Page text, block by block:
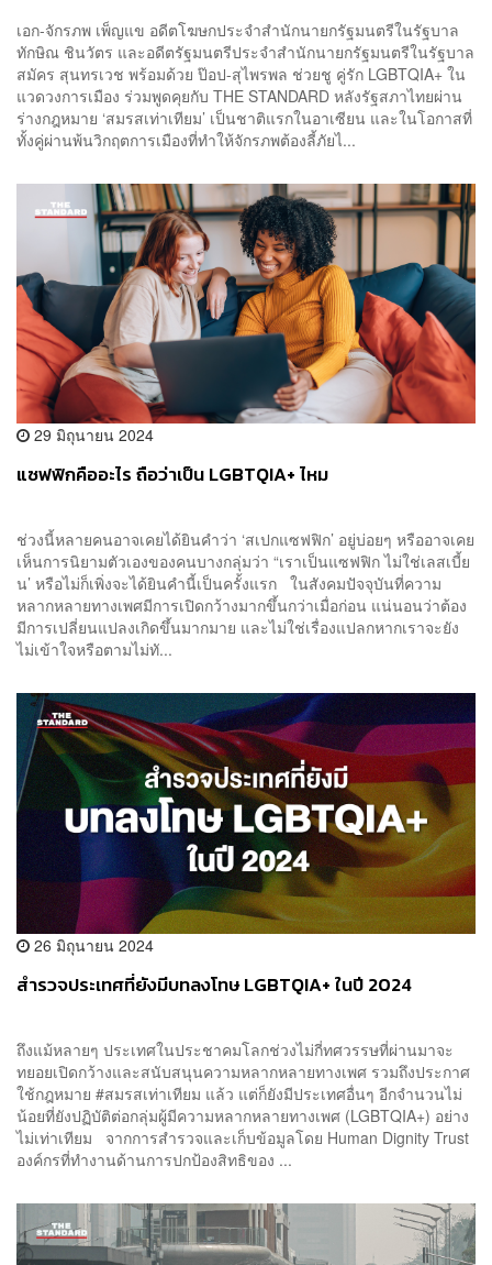
เอก-จักรภพ เพ็ญแข อดีตโฆษกประจำสำนักนายกรัฐมนตรีในรัฐบาล
ทักษิณ ชินวัตร และอดีตรัฐมนตรีประจำสำนักนายกรัฐมนตรีในรัฐบาล
สมัคร สุนทรเวช พร้อมด้วย ป๊อป-สุไพรพล ช่วยชู คู่รัก LGBTQIA+ ใน
แวดวงการเมือง ร่วมพูดคุยกับ THE STANDARD หลังรัฐสภาไทยผ่าน
ร่างกฎหมาย ‘สมรสเท่าเทียม’ เป็นชาติแรกในอาเซียน และในโอกาสที่
ทั้งคู่ผ่านพ้นวิกฤตการเมืองที่ทำให้จักรภพต้องลี้ภัยไ...
29 มิถุนายน 2024
แซฟฟิกคืออะไร ถือว่าเป็น LGBTQIA+ ไหม
ช่วงนี้หลายคนอาจเคยได้ยินคำว่า ‘สเปกแซฟฟิก’ อยู่บ่อยๆ หรืออาจเคย
เห็นการนิยามตัวเองของคนบางกลุ่มว่า “เราเป็นแซฟฟิก ไม่ใช่เลสเบี้ย
น’ หรือไม่ก็เพิ่งจะได้ยินคำนี้เป็นครั้งแรก ในสังคมปัจจุบันที่ความ
หลากหลายทางเพศมีการเปิดกว้างมากขึ้นกว่าเมื่อก่อน แน่นอนว่าต้อง
มีการเปลี่ยนแปลงเกิดขึ้นมากมาย และไม่ใช่เรื่องแปลกหากเราจะยัง
ไม่เข้าใจหรือตามไม่ทั...
26 มิถุนายน 2024
สำรวจประเทศที่ยังมีบทลงโทษ LGBTQIA+ ในปี 2024
ถึงแม้หลายๆ ประเทศในประชาคมโลกช่วงไม่กี่ทศวรรษที่ผ่านมาจะ
ทยอยเปิดกว้างและสนับสนุนความหลากหลายทางเพศ รวมถึงประกาศ
ใช้กฎหมาย #สมรสเท่าเทียม แล้ว แต่ก็ยังมีประเทศอื่นๆ อีกจำนวนไม่
น้อยที่ยังปฏิบัติต่อกลุ่มผู้มีความหลากหลายทางเพศ (LGBTQIA+) อย่าง
ไม่เท่าเทียม จากการสำรวจและเก็บข้อมูลโดย Human Dignity Trust
องค์กรที่ทำงานด้านการปกป้องสิทธิของ ...